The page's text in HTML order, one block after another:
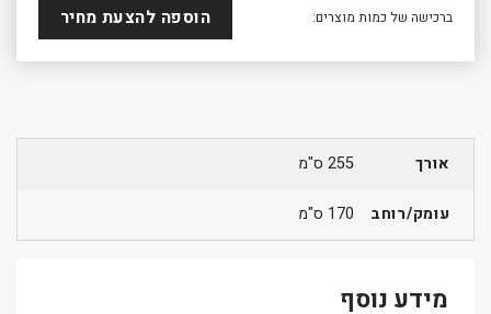
ברכישה של כמות מוצרים: הוספה להצעת מחיר
אורך 255 ס"מ
עומק/רוחב 170 ס"מ
מידע נוסף